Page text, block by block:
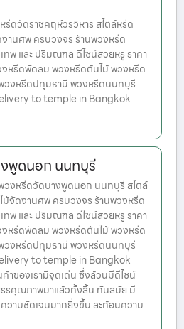
ดวัดราชคฤห์วรวิหาร สไตล์หรีด
านศพ ครบวงจร ร้านพวงหรีด
พ และ ปริมณฑล ดีไซน์สวยหรู ราคา
หรีดพัดลม พวงหรีดต้นไม้ พวงหรีด
วงหรีดปทุมธานี พวงหรีดนนทบุรี
to temple in Bangkok
พูดนอก นนทบุรี
งหรีดวัดบางพูดนอก นนทบุรี สไตล์
จัดงานศพ ครบวงจร ร้านพวงหรีด
พ และ ปริมณฑล ดีไซน์สวยหรู ราคา
หรีดพัดลม พวงหรีดต้นไม้ พวงหรีด
วงหรีดปทุมธานี พวงหรีดนนทบุรี
to temple in Bangkok
าของเรามีจุดเด่น ซึ่งล้วนมีดีไซน์
รรคุณภาพมาแล้วทั้งสิ้น ทันสมัย มี
วามชัดเจนมากยิ่งขึ้น สะท้อนความ